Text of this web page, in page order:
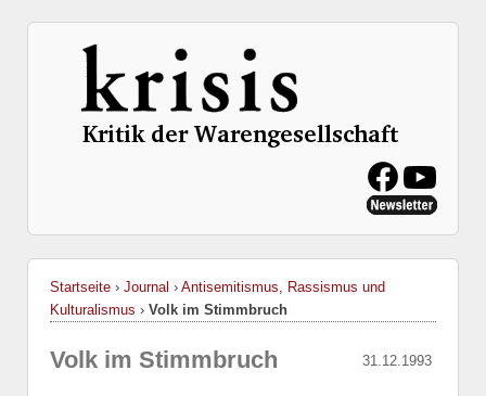
Startseite › Journal › Antisemitismus, Rassismus und
Kulturalismus › Volk im Stimmbruch
31.12.1993
Volk im Stimmbruch